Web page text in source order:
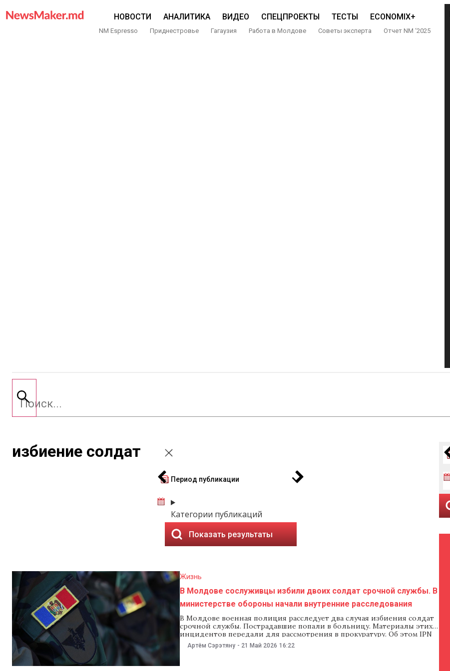
НОВОСТИ АНАЛИТИКА ВИДЕО СПЕЦПРОЕКТЫ ТЕСТЫ ECONOMIX+
NM Espresso Приднестровье Гагаузия Работа в Молдове Советы эксперта Отчет NM ‘2025
избиение солдат
Период публикации
Категории публикаций
Показать результаты
Жизнь
В Молдове сослуживцы избили двоих солдат срочной службы. В
министерстве обороны начали внутренние расследования
В Молдове военная полиция расследует два случая избиения солдат
срочной службы. Пострадавшие попали в больницу. Материалы этих
инцидентов передали для рассмотрения в прокуратуру. Об этом IPN
21 мая сообщили представители министерства обороны. По данным
ведомства, инциденты произошли 15 и 19 мая. В обоих случаях начали
Артём Сэрэтяну - 21 Май 2026 16:22